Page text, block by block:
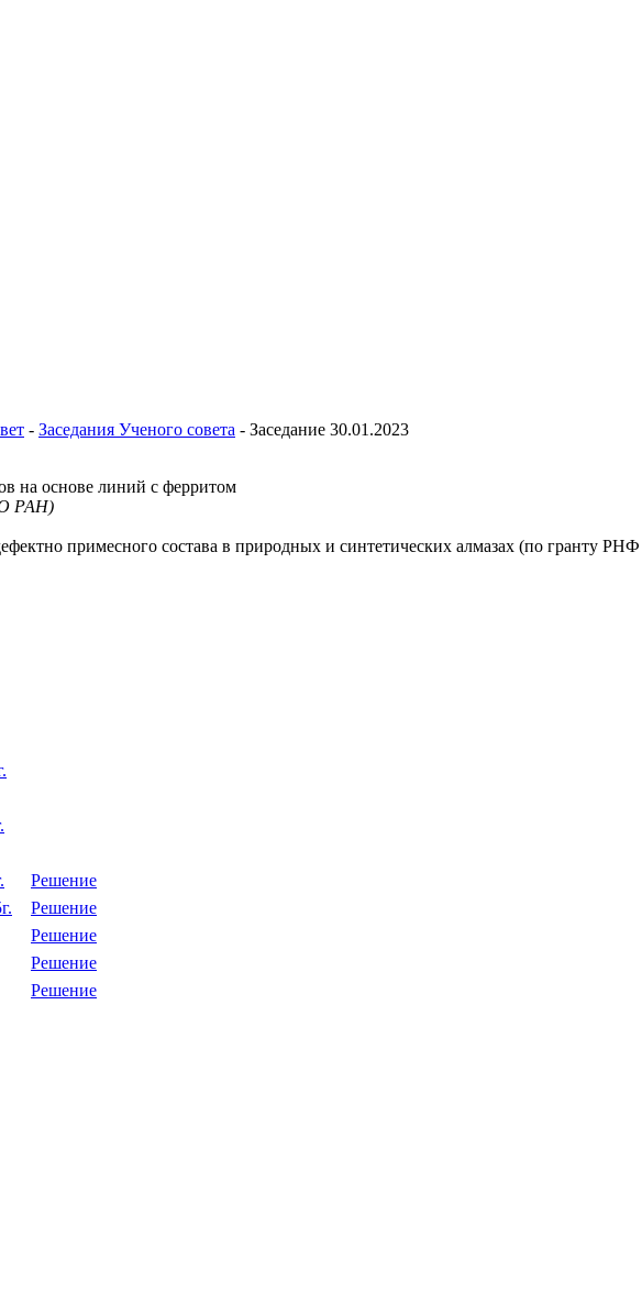
- Заседания Ученого совета - Заседание 30.01.2023
на основе линий с ферритом
РАН)
примесного состава в природных и синтетических алмазах (по гранту
Решение
Решение
Решение
Решение
Решение